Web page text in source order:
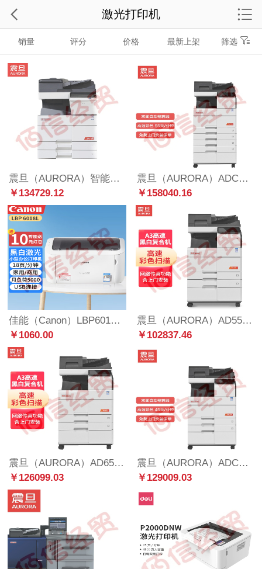
销量 评分 价格 最新上架 筛选
震旦（AURORA）智能身份识别方案 ADC455 机型高速打印 双面同步扫描/打印/复印 无线网络打印
￥134729.12
震旦（AURORA）ADC559 A3彩白多功能数码复合机（含双面同步扫描输稿器+四纸盒+托盘+工作台）
￥158040.16
佳能（Canon）LBP6018L 黑白激光A4小型打印机
￥1060.00
震旦（AURORA）AD559 A3黑白多功能数码激光复合机（含双面同步输稿器+双纸盒+内置装订器+工作台）
￥102837.46
震旦（AURORA）AD659 A3黑白多功能数码激光复合机（含双面同步输稿器+双纸盒+工作台）免费上门安装售后
￥126099.03
震旦（AURORA）ADC459 A3彩色多功能数码复合机（含双面同步扫描输稿器+双纸盒+托盘+工作台）
￥129009.03
激光打印机